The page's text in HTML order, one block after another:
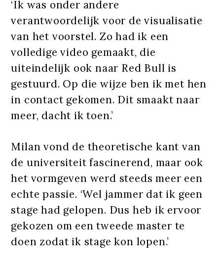
‘Ik was onder andere
verantwoordelijk voor de visualisatie
van het voorstel. Zo had ik een
volledige video gemaakt, die
uiteindelijk ook naar Red Bull is
gestuurd. Op die wijze ben ik met hen
in contact gekomen. Dit smaakt naar
meer, dacht ik toen.’
Milan vond de theoretische kant van
de universiteit fascinerend, maar ook
het vormgeven werd steeds meer een
echte passie. ‘Wel jammer dat ik geen
stage had gelopen. Dus heb ik ervoor
gekozen om een tweede master te
doen zodat ik stage kon lopen.’